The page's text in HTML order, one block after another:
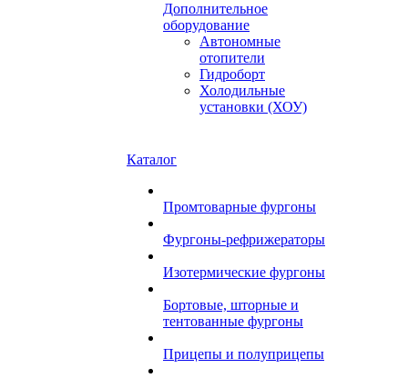
Дополнительное
оборудование
Автономные
отопители
Гидроборт
Холодильные
установки (ХОУ)
Каталог
Промтоварные фургоны
Фургоны-рефрижераторы
Изотермические фургоны
Бортовые, шторные и
тентованные фургоны
Прицепы и полуприцепы